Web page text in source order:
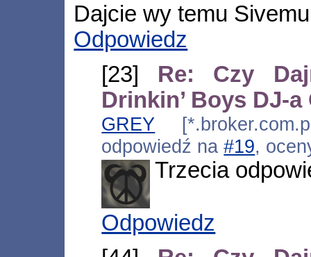
Dajcie wy temu
Odpowiedz
[23] Re: Czy
Drinkin’ Boys DJ-a
GREY
odpowiedź na#19,
Trzecia
Odpowiedz